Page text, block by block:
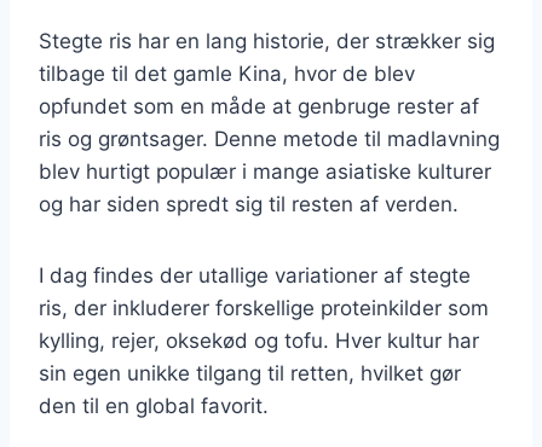
Stegte ris har en lang historie, der strækker sig
tilbage til det gamle Kina, hvor de blev
opfundet som en måde at genbruge rester af
ris og grøntsager. Denne metode til madlavning
blev hurtigt populær i mange asiatiske kulturer
og har siden spredt sig til resten af verden.
I dag findes der utallige variationer af stegte
ris, der inkluderer forskellige proteinkilder som
kylling, rejer, oksekød og tofu. Hver kultur har
sin egen unikke tilgang til retten, hvilket gør
den til en global favorit.